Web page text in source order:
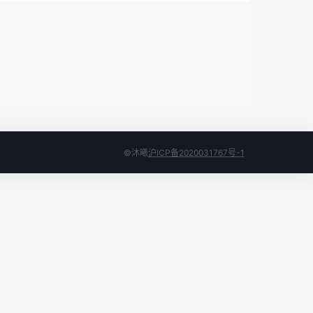
©沐曦沪ICP备2020031767号-1